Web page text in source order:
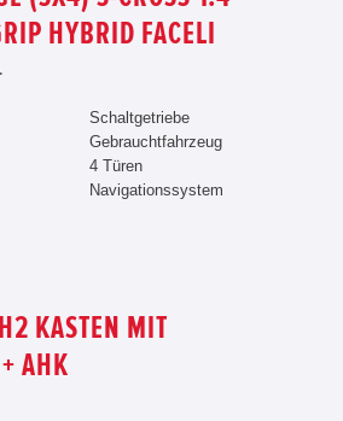
HYBRID FACELI
Schaltgetriebe
Gebrauchtfahrzeug
4 Türen
Navigationssystem
KASTEN MIT
AHK